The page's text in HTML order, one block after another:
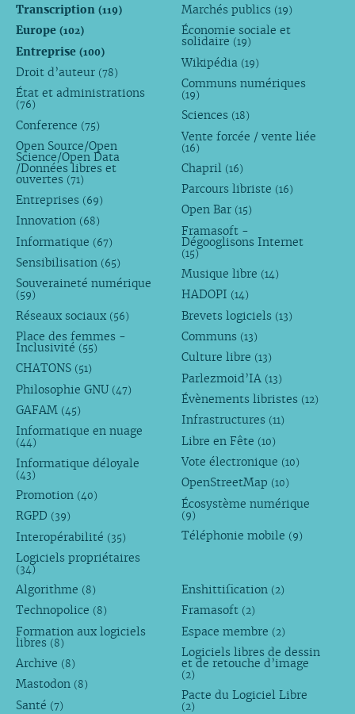
Transcription (119)
Europe (102)
Entreprise (100)
Droit d’auteur (78)
État et administrations
(76)
Conference (75)
Open Source/Open
Science/Open Data
/Données libres et
ouvertes (71)
Entreprises (69)
Innovation (68)
Informatique (67)
Sensibilisation (65)
Souveraineté numérique
(59)
Réseaux sociaux (56)
Place des femmes -
Inclusivité (55)
CHATONS (51)
Philosophie GNU (47)
GAFAM (45)
Informatique en nuage
(44)
Informatique déloyale
(43)
Promotion (40)
RGPD (39)
Interopérabilité (35)
Logiciels propriétaires
(34)
Marchés publics (19)
Économie sociale et
solidaire (19)
Wikipédia (19)
Communs numériques
(19)
Sciences (18)
Vente forcée / vente liée
(16)
Chapril (16)
Parcours libriste (16)
Open Bar (15)
Framasoft -
Dégooglisons Internet
(15)
Musique libre (14)
HADOPI (14)
Brevets logiciels (13)
Communs (13)
Culture libre (13)
Parlezmoid’IA (13)
Évènements libristes (12)
Infrastructures (11)
Libre en Fête (10)
Vote électronique (10)
OpenStreetMap (10)
Écosystème numérique
(9)
Téléphonie mobile (9)
Algorithme (8)
Technopolice (8)
Formation aux logiciels
libres (8)
Archive (8)
Mastodon (8)
Santé (7)
Enshittification (2)
Framasoft (2)
Espace membre (2)
Logiciels libres de dessin
et de retouche d’image
(2)
Pacte du Logiciel Libre
(2)